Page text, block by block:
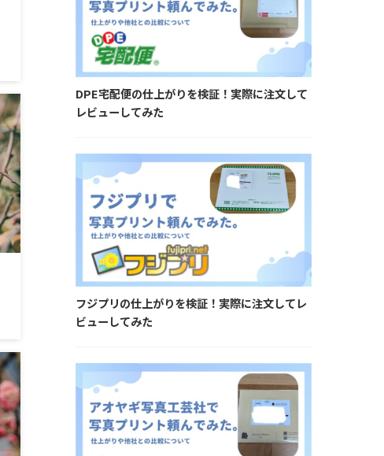
DPE宅配便の仕上がりを検証！実際に注文して
レビューしてみた
フジプリの仕上がりを検証！実際に注文してレ
ビューしてみた